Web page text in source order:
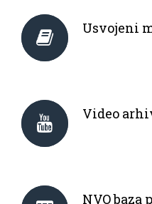
Usvojeni
Video
NVO baza